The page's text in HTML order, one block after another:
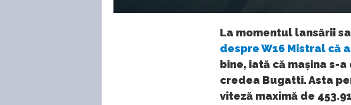
La momentul lansării
despre W16 Mistral că
bine, iată că mașina s-
credea Bugatti. Asta
viteză maximă de